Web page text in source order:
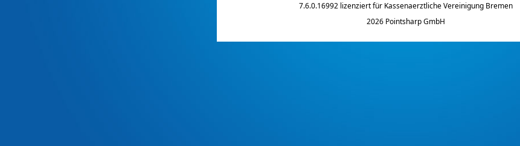
7.6.0.16992 lizenziert für Kassenaerztliche Vereinigung Bremen
2026 Pointsharp GmbH